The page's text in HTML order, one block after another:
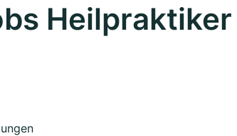
Heilpraktiker